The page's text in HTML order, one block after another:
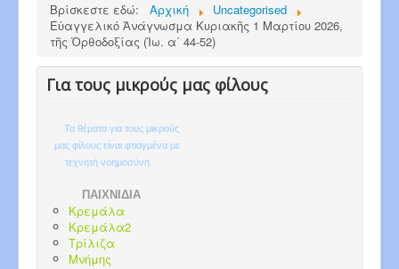
Βρίσκεστε εδώ: Αρχική
Uncategorised
Εὐαγγελικό Ἀνάγνωσμα Κυριακῆς 1 Μαρτίου 2026,
τῆς Ὀρθοδοξίας (Ἰω. α΄ 44-52)
Για τους μικρούς μας φίλους
Τα θέματα για τους μικρούς
μας φίλους είναι φτιαγμένα με
τεχνητή νοημοσύνη.
ΠΑΙΧΝΙΔΙΑ
Κρεμάλα
Κρεμάλα2
Τρίλιζα
Μνήμης